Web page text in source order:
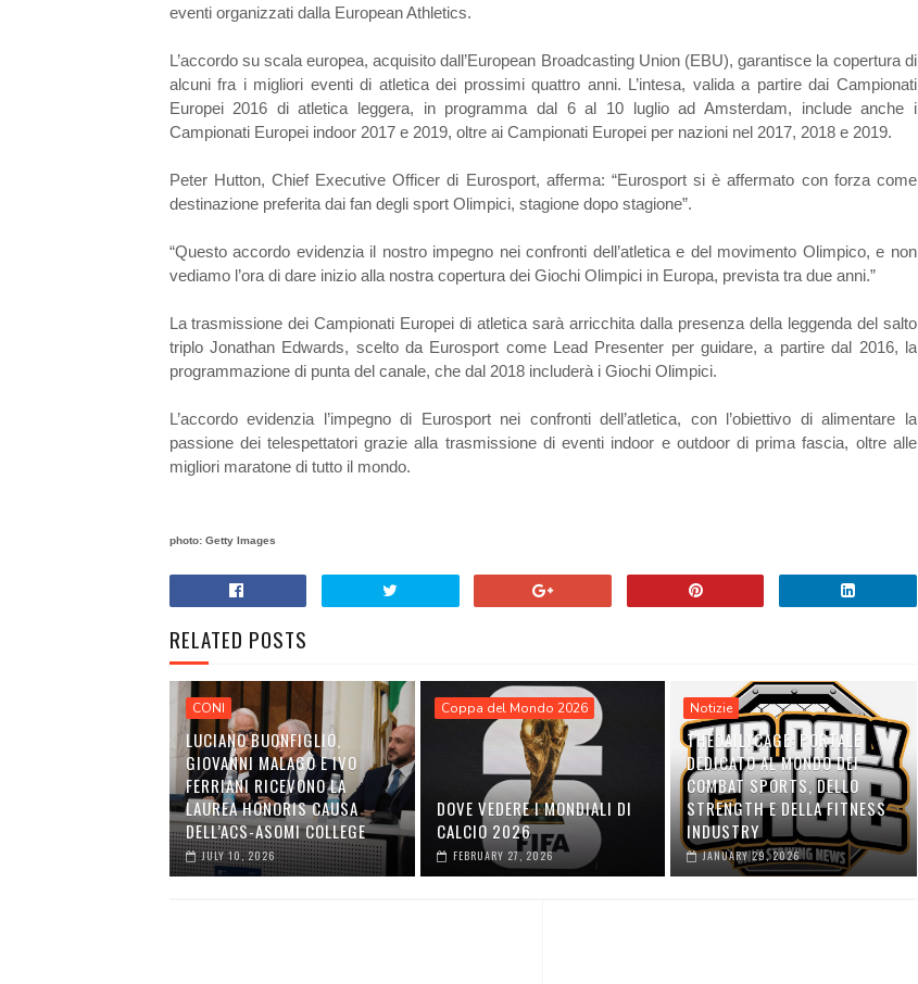
eventi organizzati dalla European Athletics.
L’accordo su scala europea, acquisito dall’European Broadcasting Union (EBU), garantisce la copertura di
alcuni fra i migliori eventi di atletica dei prossimi quattro anni. L’intesa, valida a partire dai Campionati
Europei 2016 di atletica leggera, in programma dal 6 al 10 luglio ad Amsterdam, include anche i
Campionati Europei indoor 2017 e 2019, oltre ai Campionati Europei per nazioni nel 2017, 2018 e 2019.
Peter Hutton, Chief Executive Officer di Eurosport, afferma: “Eurosport si è affermato con forza come
destinazione preferita dai fan degli sport Olimpici, stagione dopo stagione”.
“Questo accordo evidenzia il nostro impegno nei confronti dell’atletica e del movimento Olimpico, e non
vediamo l’ora di dare inizio alla nostra copertura dei Giochi Olimpici in Europa, prevista tra due anni.”
La trasmissione dei Campionati Europei di atletica sarà arricchita dalla presenza della leggenda del salto
triplo Jonathan Edwards, scelto da Eurosport come Lead Presenter per guidare, a partire dal 2016, la
programmazione di punta del canale, che dal 2018 includerà i Giochi Olimpici.
L’accordo evidenzia l’impegno di Eurosport nei confronti dell’atletica, con l’obiettivo di alimentare la
passione dei telespettatori grazie alla trasmissione di eventi indoor e outdoor di prima fascia, oltre alle
migliori maratone di tutto il mondo.
photo: Getty Images
RELATED POSTS
CONI
LUCIANO BUONFIGLIO,
GIOVANNI MALAGÒ E IVO
FERRIANI RICEVONO LA
LAUREA HONORIS CAUSA
DELL’ACS-ASOMI COLLEGE
JULY 10, 2026
Coppa del Mondo 2026
DOVE VEDERE I MONDIALI DI
CALCIO 2026
FEBRUARY 27, 2026
Notizie
THEDAILYCAGE: PORTALE
DEDICATO AL MONDO DEI
COMBAT SPORTS, DELLO
STRENGTH E DELLA FITNESS
INDUSTRY
JANUARY 29, 2026